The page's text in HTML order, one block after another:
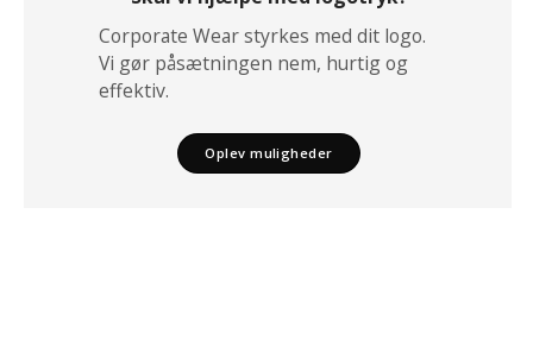
Corporate Wear styrkes med dit logo.
Vi gør påsætningen nem, hurtig og
effektiv.
Oplev muligheder